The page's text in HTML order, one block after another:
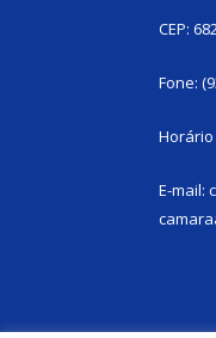
CEP:
Fone:
Horário
E-mail: